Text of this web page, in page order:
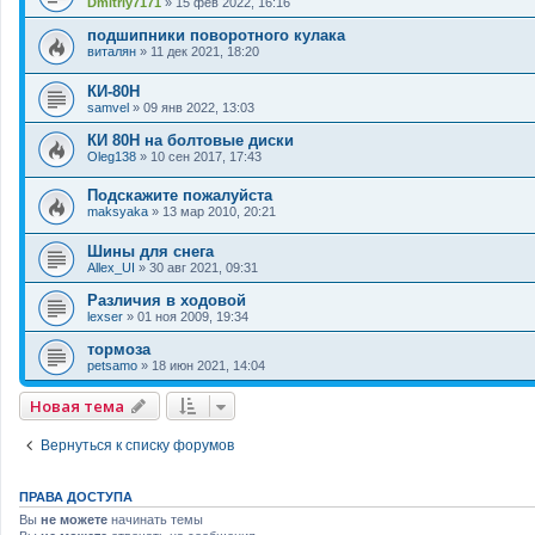
подшипники поворотного кулака
виталян » 11 дек 2021, 18:20
КИ-80Н
samvel » 09 янв 2022, 13:03
КИ 80Н на болтовые диски
Oleg138 » 10 сен 2017, 17:43
Подскажите пожалуйста
maksyaka » 13 мар 2010, 20:21
Шины для снега
Allex_UI » 30 авг 2021, 09:31
Различия в ходовой
lexser » 01 ноя 2009, 19:34
тормоза
petsamo » 18 июн 2021, 14:04
Новая тема
Вернуться к списку форумов
ПРАВА ДОСТУПА
Вы не можете начинать темы